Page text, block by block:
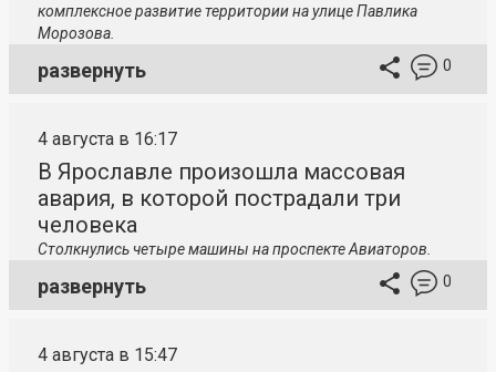
комплексное развитие территории на улице Павлика
Морозова.
развернуть 0
4 августа в 16:17
В Ярославле произошла массовая
авария, в которой пострадали три
человека
Столкнулись четыре машины на проспекте Авиаторов.
развернуть 0
4 августа в 15:47